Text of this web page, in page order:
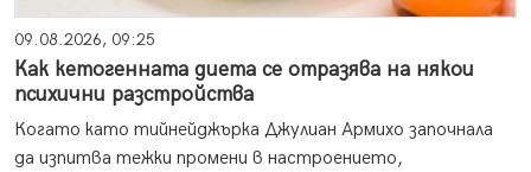
09.08.2026, 09:25
Как кетогенната диета се отразява на някои
психични разстройства
Когато като тийнейджърка Джулиан Армихо започнала
да изпитва тежки промени в настроението,